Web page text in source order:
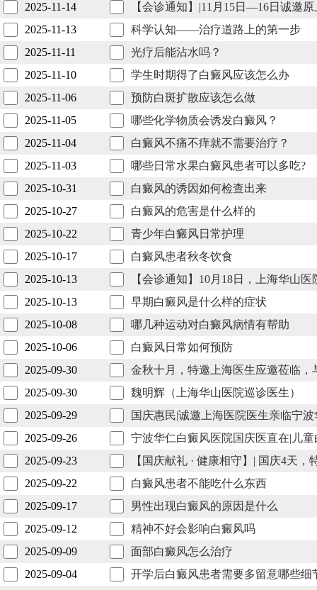
2025-11-14
【会诊通知】|11月15日—16日诚邀
2025-11-13
科学认知——治疗道路上的第一步
2025-11-11
光疗后能沾水吗？
2025-11-10
学生时期得了白癜风应该怎么办
2025-11-06
预防白斑扩散应该怎么做
2025-11-05
哪些化学物质会诱发白癜风？
2025-11-04
白癜风不痛不痒就不需要治疗？
2025-11-03
哪些日常水果白癜风患者可以多吃?
2025-10-31
白癜风的诱因如何检查出来
2025-10-27
白癜风的危害是什么样的
2025-10-22
青少年白癜风日常护理
2025-10-17
白癜风患者秋冬饮食
2025-10-13
【会诊通知】10月18日，上海华山
2025-10-13
早期白癜风是什么样的症状
2025-10-08
哪几种运动对白癜风病情有帮助
2025-10-06
白癜风日常如何预防
2025-09-30
金秋十月，特邀上海医生应邀莅临
2025-09-30
魏明辉（上海华山医院巡诊医生）
2025-09-29
国庆惠民|诚邀上海医院医生亲临宁
2025-09-26
宁波华仁白癜风医院国庆医直在|儿
2025-09-23
【国庆献礼 · 健康相守】| 国庆4天
2025-09-22
白癜风患者不能吃什么东西
2025-09-17
男性出现白癜风的原因是什么
2025-09-12
精神不好会影响白癜风吗
2025-09-09
面部白癜风怎么治疗
2025-09-04
开学后白癜风患者需要多留意哪些细